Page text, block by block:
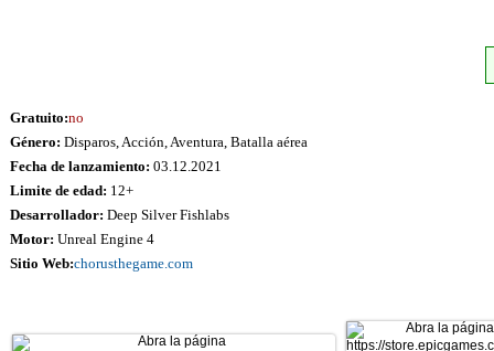
Gratuito:no
Género: Disparos, Acción, Aventura, Batalla aérea
Fecha de lanzamiento: 03.12.2021
Limite de edad: 12+
Desarrollador: Deep Silver Fishlabs
Motor: Unreal Engine 4
Sitio Web:chorusthegame.com